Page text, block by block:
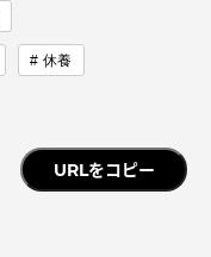
休養
URLをコピー